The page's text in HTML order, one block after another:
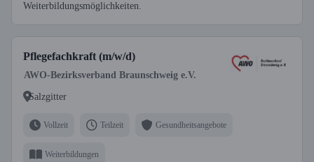
Weiterbildungsmöglichkeiten.
Pflegefachkraft (m/w/d)
AWO-Bezirksverband Braunschweig e.V.
Salzgitter
Vollzeit Teilzeit Gesundheitsangebote
Weiterbildungen